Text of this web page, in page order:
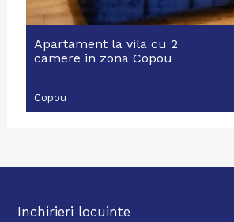
Apartament la vila cu 2
camere in zona Copou
Copou
Inchirieri locuinte